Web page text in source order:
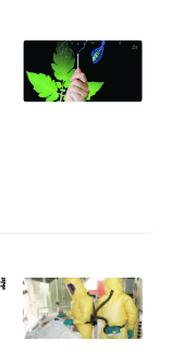
物和微生物的核酸
RNA检测